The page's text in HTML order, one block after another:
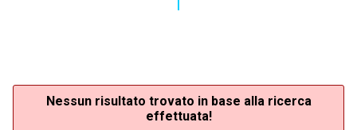
Nessun risultato trovato in base alla ricerca
effettuata!